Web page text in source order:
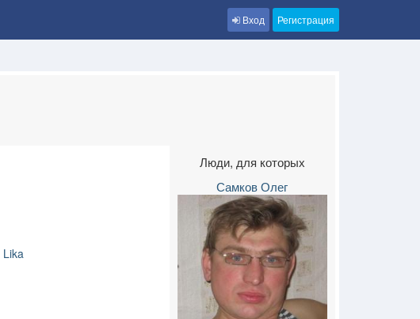
Вход Регистрация
Lika
Люди, для которых
Самков Олег